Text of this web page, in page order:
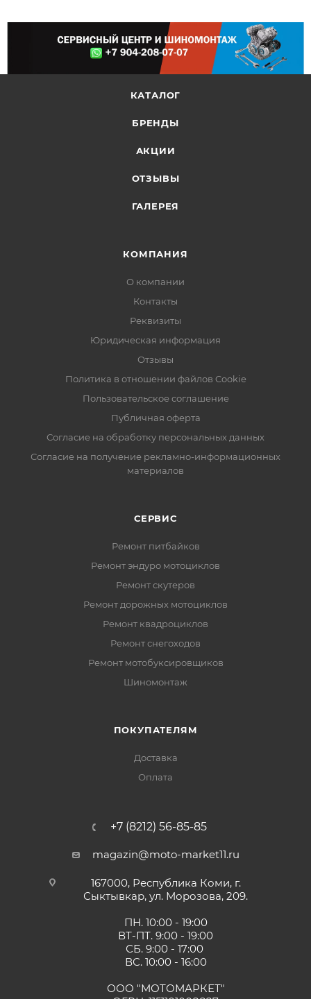
КАТАЛОГ
БРЕНДЫ
АКЦИИ
ОТЗЫВЫ
ГАЛЕРЕЯ
КОМПАНИЯ
О компании
Контакты
Реквизиты
Юридическая информация
Отзывы
Политика в отношении файлов Cookie
Пользовательское соглашение
Публичная оферта
Согласие на обработку персональных данных
Согласие на получение рекламно-информационных
материалов
СЕРВИС
Ремонт питбайков
Ремонт эндуро мотоциклов
Ремонт скутеров
Ремонт дорожных мотоциклов
Ремонт квадроциклов
Ремонт снегоходов
Ремонт мотобуксировщиков
Шиномонтаж
ПОКУПАТЕЛЯМ
Доставка
Оплата
+7 (8212) 56-85-85
magazin@moto-market11.ru
167000, Республика Коми, г.
Сыктывкар, ул. Морозова, 209.
ПН. 10:00 - 19:00
ВТ-ПТ. 9:00 - 19:00
СБ. 9:00 - 17:00
ВС. 10:00 - 16:00
ООО "МОТОМАРКЕТ"